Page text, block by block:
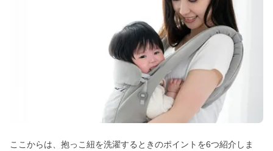
ここからは、抱っこ紐を洗濯するときのポイントを6つ紹介しま